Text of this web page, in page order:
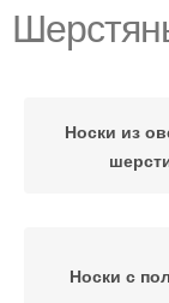
Носки из
Носки с